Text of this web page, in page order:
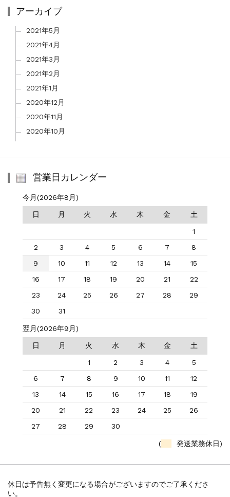
アーカイブ
2021年5月
2021年4月
2021年3月
2021年2月
2021年1月
2020年12月
2020年11月
2020年10月
営業日カレンダー
今月(2026年8月)
日 月 火 水 木 金 土
1
2
3 4 5 6 7
8
9
10 11 12 13 14
15
16
17 18 19 20 21
22
23
24 25 26 27 28
29
30
31
翌月(2026年9月)
日 月 火 水 木 金 土
1 2 3 4
5
6
7 8 9 10 11
12
13
14 15 16 17 18
19
20
21 22 23 24 25
26
27
28 29 30
( 発送業務休日)
休日は予告無く変更になる場合がございますのでご了承くださ
い。